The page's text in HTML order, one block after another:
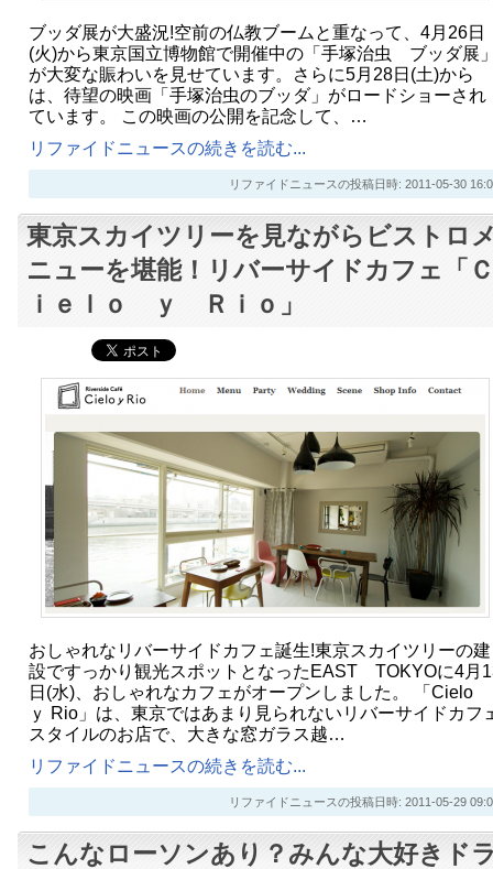
ブッダ展が大盛況!空前の仏教ブームと重なって、4月26日
(火)から東京国立博物館で開催中の「手塚治虫 ブッダ展
が大変な賑わいを見せています。さらに5月28日(土)から
は、待望の映画「手塚治虫のブッダ」がロードショーされ
ています。 この映画の公開を記念して、…
リファイドニュースの続きを読む...
リファイドニュースの投稿日時: 2011-05-30
東京スカイツリーを見ながらビストロ
ニューを堪能！リバーサイドカフェ「Ｃ
ｉｅｌｏ ｙ Ｒｉｏ」
おしゃれなリバーサイドカフェ誕生!東京スカイツリーの建
設ですっかり観光スポットとなったEAST TOKYOに4月
日(水)、おしゃれなカフェがオープンしました。 「Cielo
ｙ Rio」は、東京ではあまり見られないリバーサイドカフ
スタイルのお店で、大きな窓ガラス越…
リファイドニュースの続きを読む...
リファイドニュースの投稿日時: 2011-05-29
こんなローソンあり？みんな大好きド